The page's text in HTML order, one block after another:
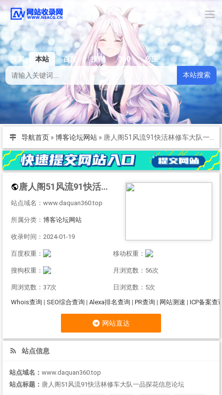
搜索 本站 百度 搜狗 360
必应
本站搜索
导航首页 » 博客论坛网站 »
唐人阁51风流91快活林修车大队一品探花信息论坛
站点域名：www.daquan360.top
所属分类： 博客论坛网站
收录时间：2024-01-19
百度权重： 移动权重：
搜狗权重： 月浏览数：56次
周浏览数：37次
日浏览数：5次
Whois查询 | SEO综合查询 | Alexa排名查询 | PR查询 | 网站测速 | ICP备案查
网站直达
站点信息
站点域名： www.daquan360.top
站点标题： 唐人阁51风流91快活林修车大队一品探花信息论坛